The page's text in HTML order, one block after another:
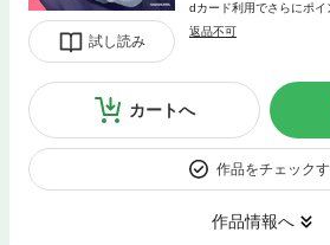
試し読み
dカード利用でさらにポイ
返品不可
カートへ
作品をチェック
作品情報へ